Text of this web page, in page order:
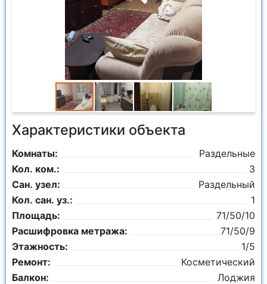
Характеристики объекта
Комнаты:
Раздельные
Кол. ком.:
3
Сан. узел:
Раздельный
Кол. сан. уз.:
1
Площадь:
71/50/10
Расшифровка метража:
71/50/9
Этажность:
1/5
Ремонт:
Косметический
Балкон:
Лоджия